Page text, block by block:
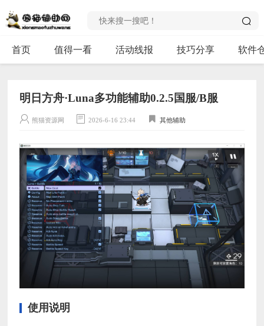
首页 值得一看 活动线报 技巧分享 软件
明日方舟·Luna多功能辅助0.2.5国服/B服
熊猫资源网 2026-6-16 23:44 其他辅助
使用说明